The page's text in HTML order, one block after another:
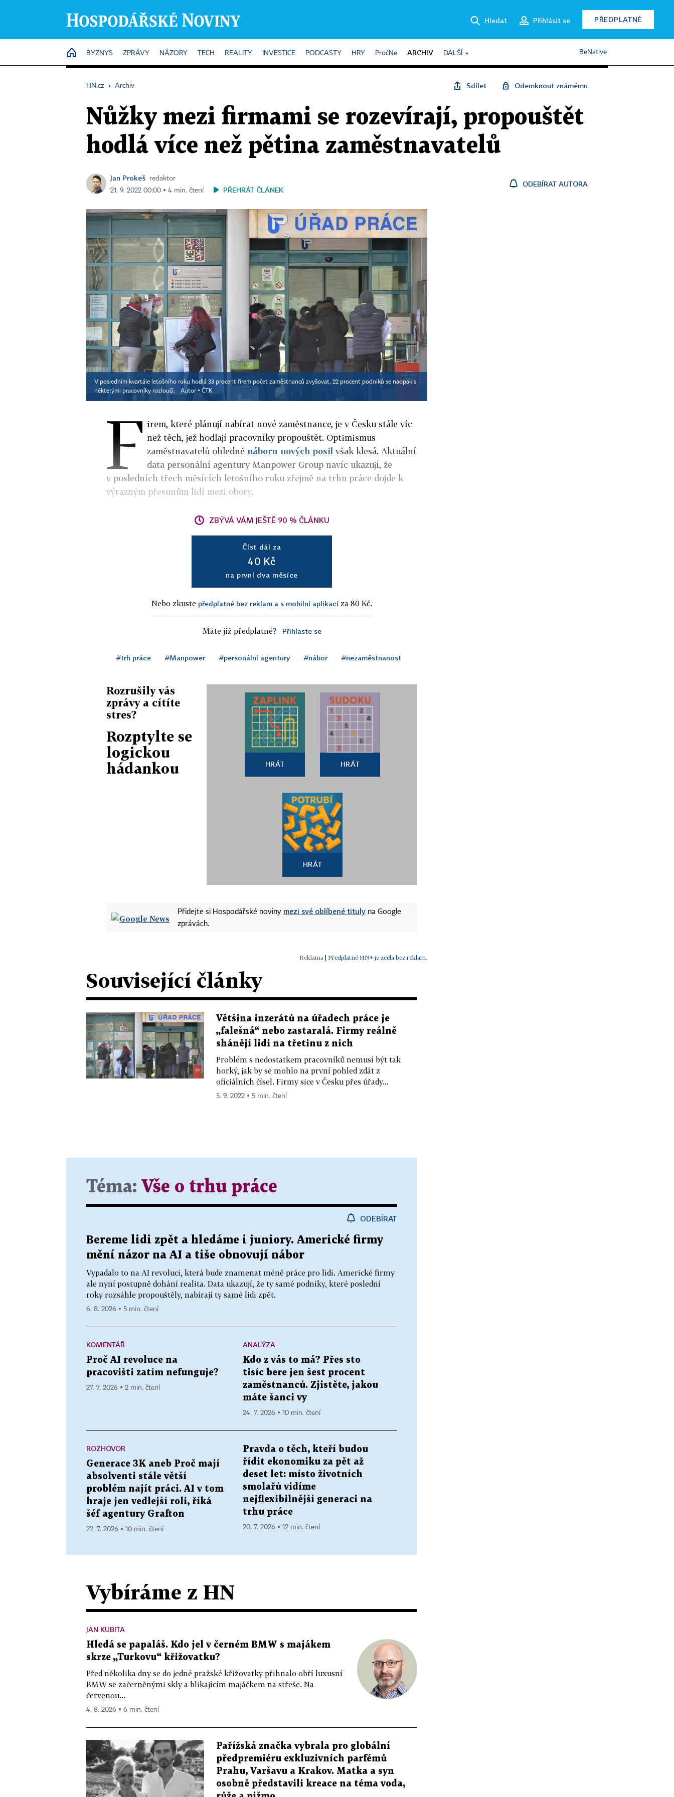
Hledat Přihlásit se PŘEDPLATNÉ
HOME
BYZNYS ZPRÁVY NÁZORY TECH REALITY INVESTICE PODCASTY HRY PročNe ARCHIV DALŠÍ BeNative
HN.cz › Archiv Sdílet Odemknout známému
Nůžky mezi firmami se rozevírají, propouštět
hodlá více než pětina zaměstnavatelů
Jan Prokeš
redaktor
21. 9. 2022 00:00 ▪ 4 min. čtení
PŘEHRÁT ČLÁNEK
ODEBÍRAT AUTORA
V posledním kvartále letošního roku hodlá 33 procent firem počet zaměstnanců zvyšovat, 22 procent podniků se naopak s
některými pracovníky rozloučí.
Autor ▪ ČTK
F irem, které plánují nabírat nové zaměstnance, je v Česku stále víc
než těch, jež hodlají pracovníky propouštět. Optimismus
zaměstnavatelů ohledně náboru nových posil však klesá. Aktuální
data personální agentury Manpower Group navíc ukazují, že
v posledních třech měsících letošního roku zřejmě na trhu práce dojde k
výrazným přesunům lidí mezi obory.
ZBÝVÁ VÁM JEŠTĚ 90 % ČLÁNKU
Číst dál za
40 Kč
na první dva měsíce
Nebo zkuste předplatné bez reklam a s mobilní aplikací za 80 Kč.
Máte již předplatné? Přihlaste se
#trh práce #Manpower #personální agentury #nábor #nezaměstnanost
Rozrušily vás
zprávy a cítíte
stres?
Rozptylte se
logickou
hádankou
HRÁT HRÁT
HRÁT
Přidejte si Hospodářské noviny mezi své oblíbené tituly na Google
zprávách.
| Předplatné HN+ je zcela bez reklam.
Související články
Většina inzerátů na úřadech práce je
„falešná“ nebo zastaralá. Firmy reálně
shánějí lidi na třetinu z nich
Problém s nedostatkem pracovníků nemusí být tak
horký, jak by se mohlo na první pohled zdát z
oficiálních čísel. Firmy sice v Česku přes úřady...
5. 9. 2022 ▪ 5 min. čtení
Téma: Vše o trhu práce
ODEBÍRAT
Bereme lidi zpět a hledáme i juniory. Americké firmy
mění názor na AI a tiše obnovují nábor
Vypadalo to na AI revoluci, která bude znamenat méně práce pro lidi. Americké firmy
ale nyní postupně dohání realita. Data ukazují, že ty samé podniky, které poslední
roky rozsáhle propouštěly, nabírají ty samé lidi zpět.
6. 8. 2026 ▪ 5 min. čtení
KOMENTÁŘ
Proč AI revoluce na
pracovišti zatím nefunguje?
27. 7. 2026 ▪ 2 min. čtení
ANALÝZA
Kdo z vás to má? Přes sto
tisíc bere jen šest procent
zaměstnanců. Zjistěte, jakou
máte šanci vy
24. 7. 2026 ▪ 10 min. čtení
ROZHOVOR
Generace 3K aneb Proč mají
absolventi stále větší
problém najít práci. AI v tom
hraje jen vedlejší roli, říká
šéf agentury Grafton
22. 7. 2026 ▪ 10 min. čtení
Pravda o těch, kteří budou
řídit ekonomiku za pět až
deset let: místo životních
smolařů vidíme
nejflexibilnější generaci na
trhu práce
20. 7. 2026 ▪ 12 min. čtení
Vybíráme z HN
JAN KUBITA
Hledá se papaláš. Kdo jel v černém BMW s majákem
skrze „Turkovu“ křižovatku?
Před několika dny se do jedné pražské křižovatky přihnalo obří luxusní
BMW se začerněnými skly a blikajícím majáčkem na střeše. Na
červenou...
4. 8. 2026 ▪ 6 min. čtení
Pařížská značka vybrala pro globální
předpremiéru exkluzivních parfémů
Prahu, Varšavu a Krakov. Matka a syn
osobně představili kreace na téma voda,